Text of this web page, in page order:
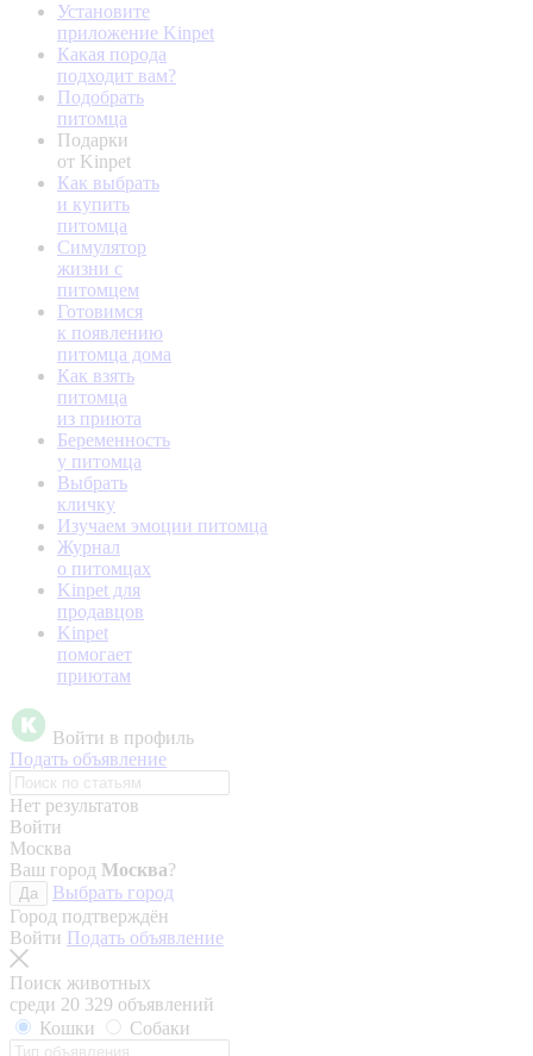
Установите
приложение Kinpet
Какая порода
подходит вам?
Подобрать
питомца
Подарки
от Kinpet
Как выбрать
и купить
питомца
Симулятор
жизни с
питомцем
Готовимся
к появлению
питомца дома
Как взять
питомца
из приюта
Беременность
у питомца
Выбрать
кличку
Изучаем эмоции питомца
Журнал
о питомцах
Kinpet для
продавцов
Kinpet
помогает
приютам
Войти в профиль
Подать объявление
Нет результатов
Войти
Москва
Ваш город Москва?
Да
Выбрать город
Город подтверждён
Войти Подать объявление
Поиск животных
среди 20 329 объявлений
Кошки
Собаки